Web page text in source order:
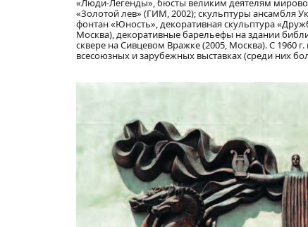
«Люди-Легенды», бюсты великим деятелям
«Золотой лев» (ГИМ, 2002); скульптуры ансамбля
фонтан «Юность», декоративная скульптура
Москва), декоративные барельефы на здании
сквере на Сивцевом Вражке (2005, Москва). С 1960
всесоюзных и зарубежных выставках (среди них